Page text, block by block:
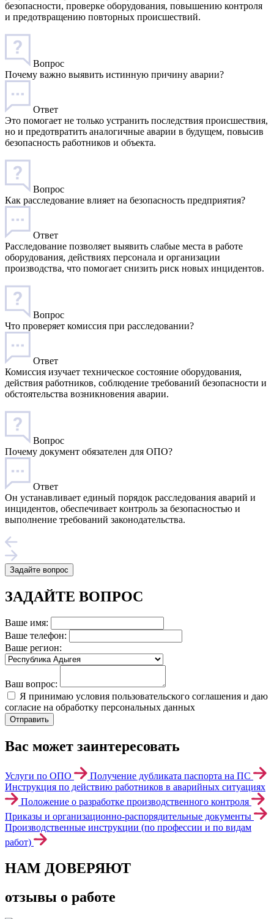
безопасности, проверке оборудования, повышению контроля
и предотвращению повторных происшествий.
Вопрос
Почему важно выявить истинную причину аварии?
Ответ
Это помогает не только устранить последствия происшествия,
но и предотвратить аналогичные аварии в будущем, повысив
безопасность работников и объекта.
Вопрос
Как расследование влияет на безопасность предприятия?
Ответ
Расследование позволяет выявить слабые места в работе
оборудования, действиях персонала и организации
производства, что помогает снизить риск новых инцидентов.
Вопрос
Что проверяет комиссия при расследовании?
Ответ
Комиссия изучает техническое состояние оборудования,
действия работников, соблюдение требований безопасности и
обстоятельства возникновения аварии.
Вопрос
Почему документ обязателен для ОПО?
Ответ
Он устанавливает единый порядок расследования аварий и
инцидентов, обеспечивает контроль за безопасностью и
выполнение требований законодательства.
Задайте вопрос
ЗАДАЙТЕ ВОПРОС
Ваше имя:
Ваше телефон:
Ваше регион:
Ваш вопрос:
Я принимаю условия пользовательского соглашения и даю
согласие на обработку персональных данных
Вас может заинтересовать
Услуги по ОПО
Получение дубликата паспорта на ПС
Инструкция по действию работников в аварийных ситуациях
Положение о разработке производственного контроля
Приказы и организационно-распорядительные документы
Производственные инструкции (по профессии и по видам
работ)
НАМ ДОВЕРЯЮТ
отзывы о работе